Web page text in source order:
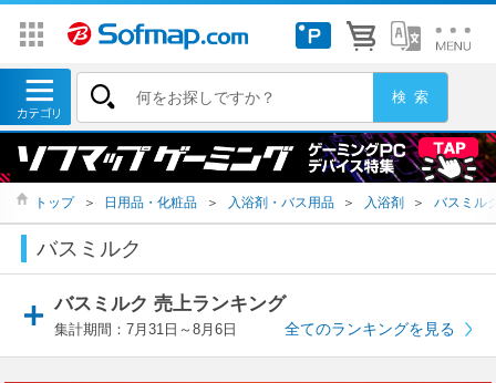
トップ ＞ 日用品・化粧品 ＞ 入浴剤・バス用品 ＞ 入浴剤 ＞ バスミル
バスミルク
バスミルク 売上ランキング
集計期間：7月31日～8月6日 全てのランキングを見る